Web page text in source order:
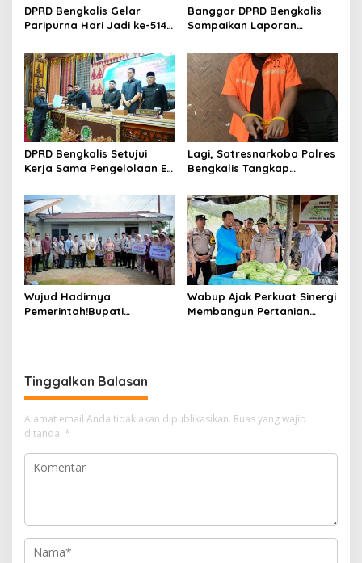
s
DPRD Bengkalis Gelar
Paripurna Hari Jadi ke-514
Semangat Membangun
Negeri Junjungan.
Banggar DPRD Bengkalis
Sampaikan Laporan
Pertanggungjawaban
Pelaksanaan APBD Tahun
Anggaran 2025
DPRD Bengkalis Setujui
Kerja Sama Pengelolaan E-
Sungai Selari.
Lagi, Satresnarkoba Polres
Bengkalis Tangkap
Air
Wujud Hadirnya
Pemerintah!Bupati
Wabup Ajak Perkuat Sinergi
Membangun Pertanian
Tinggalkan Balasan
Alamat email Anda tidak akan dipublikasikan. Ruas yang wajib
ditandai *